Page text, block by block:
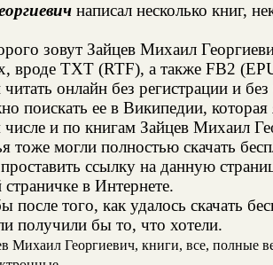
написал несколько книг,
зовут Зайцев Михаил
вроде TXT (RTF), а также FB2
читать онлайн без регистрации и
поискать ее в Википедии,
и по книгам Зайцев Михаил
могли полностью скачать
ссылку на данную
в Интернете.
после того, как удалось скачать
получили бы то, что хотели.
Михаил Георгиевич, книги, все, полные